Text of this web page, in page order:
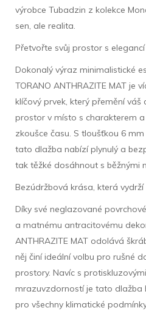
výrobce Tubadzin z kolekce
sen, ale realita.
Přetvořte svůj prostor s
Dokonalý výraz minimalistické
TORANO ANTHRAZITE MAT je
klíčový prvek, který přemění
prostor v místo s charakterem
zkoušce času. S tloušťkou 6
tato dlažba nabízí plynulý a
tak těžké dosáhnout s běžnými
Bezúdržbová krása, která vydrží
Díky své neglazované
a matnému antracitovému
ANTHRAZITE MAT odolává
něj činí ideální volbu pro rušné
prostory. Navíc s
mrazuvzdorností je tato dlažba
pro všechny klimatické